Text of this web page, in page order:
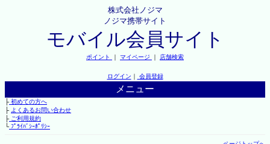
株式会社ノジマ
ノジマ携帯サイト
モバイル会員サイト
ポイント ｜ マイページ ｜ 店舗検索
ログイン ｜ 会員登録
メニュー
├初めての方へ
├ よくあるお問い合わせ
├ご利用規約
└ﾌﾟﾗｲﾊﾞｼｰﾎﾟﾘｼｰ